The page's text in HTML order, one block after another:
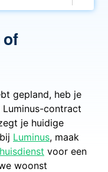
of
gepland, heb je
contract
je huidige
Luminus, maak
voor een
woonst